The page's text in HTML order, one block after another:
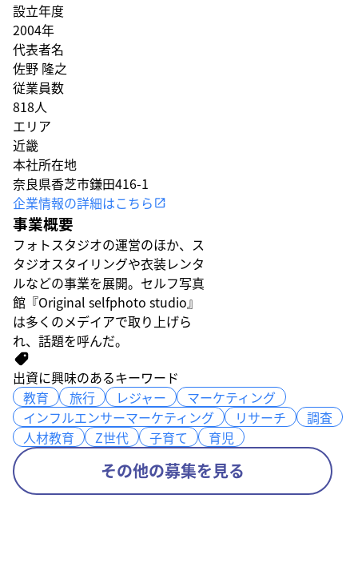
設立年度
2004年
代表者名
佐野 隆之
従業員数
818人
エリア
近畿
本社所在地
奈良県香芝市鎌田416-1
企業情報の詳細はこちら
事業概要
フォトスタジオの運営のほか、ス
タジオスタイリングや衣装レンタ
ルなどの事業を展開。セルフ写真
館『Original selfphoto studio』
は多くのメデイアで取り上げら
れ、話題を呼んだ。
出資に興味のあるキーワード
教育
旅行 レジャー
マーケティング
インフルエンサーマーケティング
リサーチ
調査
人材教育
Z世代 子育て 育児
教育 旅行 レジャー
マーケティング
インフルエンサーマーケティング
リサーチ
調査
人材教育
Z世代 子育て 育児
その他の募集を見る